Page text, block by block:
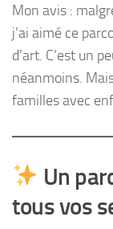
Mon avis :
j’ai aimé ce
d’art. C’est un
néanmoins.
familles avec
Un
tous vos